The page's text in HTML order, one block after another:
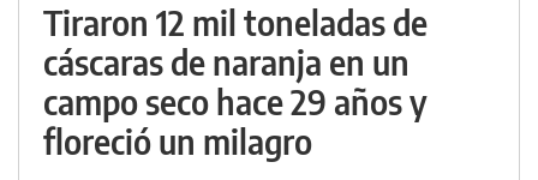
Tiraron 12 mil toneladas de
cáscaras de naranja en un
campo seco hace 29 años y
floreció un milagro